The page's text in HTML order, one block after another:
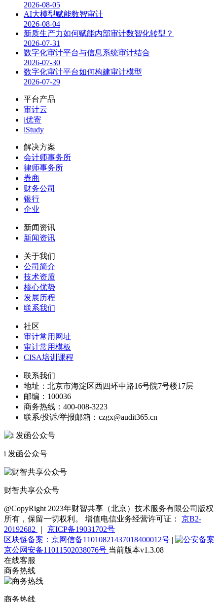
2026-08-05
AI大模型赋能数智审计
2026-08-04
新质生产力如何赋能内部审计数智化转型？
2026-07-31
数字化审计平台与信息系统审计结合
2026-07-30
数字化审计平台如何构建审计模型
2026-07-29
平台产品
审计云
i优寄
iStudy
解决方案
会计师事务所
律师事务所
券商
财务公司
银行
企业
新闻资讯
新闻资讯
关于我们
公司简介
技术资质
核心优势
发展历程
联系我们
社区
审计常用网址
审计常用模板
CISA培训课程
联系我们
地址： 北京市海淀区西四环中路16号院7号楼17层
邮编： 100036
商务热线： 400-008-3223
联系/投诉/举报邮箱： czgx@audit365.cn
i 发函公众号
财智共享公众号
@CopyRight 2023年财智共享（北京）技术服务有限公司版权
所有，保留一切权利。 增值电信业务经营许可证： 京B2-
20192682
京ICP备19031702号
区块链备案：京网信备11010821437018400012号 |
京公网安备11011502038076号 当前版本v1.3.08
在线客服
商务热线
商务热线